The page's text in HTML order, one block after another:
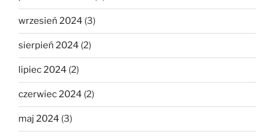
wrzesień 2024 (3)
sierpień 2024 (2)
lipiec 2024 (2)
czerwiec 2024 (2)
maj 2024 (3)